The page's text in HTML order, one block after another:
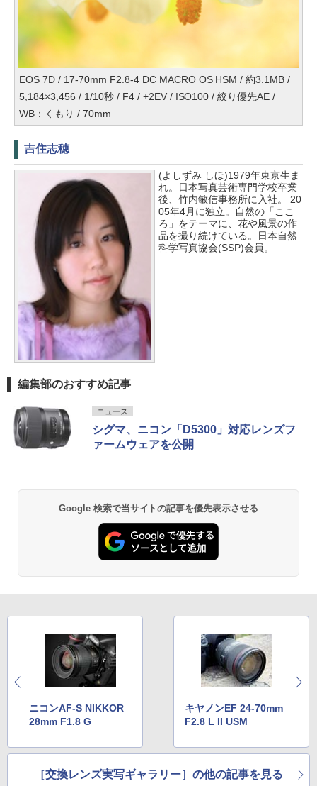
EOS 7D / 17-70mm F2.8-4 DC MACRO OS HSM / 約3.1MB /
5,184×3,456 / 1/10秒 / F4 / +2EV / ISO100 / 絞り優先AE /
WB：くもり / 70mm
吉住志穂
(よしずみ しほ)1979年東京生ま
れ。日本写真芸術専門学校卒業
後、竹内敏信事務所に入社。 20
05年4月に独立。自然の「ここ
ろ」をテーマに、花や風景の作
品を撮り続けている。日本自然
科学写真協会(SSP)会員。
編集部のおすすめ記事
ニュース
シグマ、ニコン「D5300」対応レンズフ
ァームウェアを公開
Google 検索で当サイトの記事を優先表示させる
ニコンAF-S NIKKOR
28mm F1.8 G
キヤノンEF 24-70mm
F2.8 L II USM
［交換レンズ実写ギャラリー］の他の記事を見る